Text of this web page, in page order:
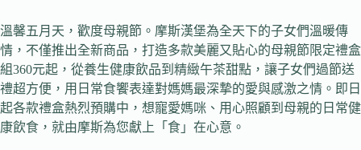
溫馨五月天，歡度母親節。摩斯漢堡為全天下的子女們溫暖傳
情，不僅推出全新商品，打造多款美麗又貼心的母親節限定禮盒
組360元起，從養生健康飲品到精緻午茶甜點，讓子女們過節送
禮超方便，用日常食饗表達對媽媽最深摯的愛與感激之情。即日
起各款禮盒熱烈預購中，想寵愛媽咪、用心照顧到母親的日常健
康飲食，就由摩斯為您獻上「食」在心意。